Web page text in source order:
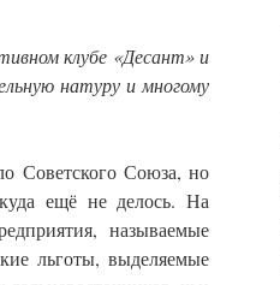
клубе «Десант» и
натуру и многому
Советского Союза, но
ещё не делось. На
называемые
льготы, выделяемые